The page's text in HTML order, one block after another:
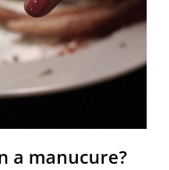
a manucure?